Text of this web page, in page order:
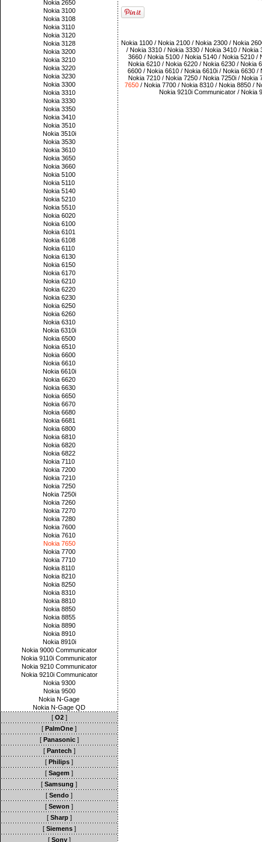
Nokia 2650
Nokia 3100
Nokia 3108
Nokia 3110
Nokia 3120
Nokia 3128
Nokia 3200
Nokia 3210
Nokia 3220
Nokia 3230
Nokia 3300
Nokia 3310
Nokia 3330
Nokia 3350
Nokia 3410
Nokia 3510
Nokia 3510i
Nokia 3530
Nokia 3610
Nokia 3650
Nokia 3660
Nokia 5100
Nokia 5110
Nokia 5140
Nokia 5210
Nokia 5510
Nokia 6020
Nokia 6100
Nokia 6101
Nokia 6108
Nokia 6110
Nokia 6130
Nokia 6150
Nokia 6170
Nokia 6210
Nokia 6220
Nokia 6230
Nokia 6250
Nokia 6260
Nokia 6310
Nokia 6310i
Nokia 6500
Nokia 6510
Nokia 6600
Nokia 6610
Nokia 6610i
Nokia 6620
Nokia 6630
Nokia 6650
Nokia 6670
Nokia 6680
Nokia 6681
Nokia 6800
Nokia 6810
Nokia 6820
Nokia 6822
Nokia 7110
Nokia 7200
Nokia 7210
Nokia 7250
Nokia 7250i
Nokia 7260
Nokia 7270
Nokia 7280
Nokia 7600
Nokia 7610
Nokia 7650
Nokia 7700
Nokia 7710
Nokia 8110
Nokia 8210
Nokia 8250
Nokia 8310
Nokia 8810
Nokia 8850
Nokia 8855
Nokia 8890
Nokia 8910
Nokia 8910i
Nokia 9000 Communicator
Nokia 9110i Communicator
Nokia 9210 Communicator
Nokia 9210i Communicator
Nokia 9300
Nokia 9500
Nokia N-Gage
Nokia N-Gage QD
[ O2]
[ PalmOne ]
[ Panasonic]
[ Pantech ]
[ Philips ]
[ Sagem ]
[ Samsung ]
[ Sendo ]
[ Sewon ]
[ Sharp]
[ Siemens]
[ Sony]
Nokia 1100 / Nokia 2100 / Nokia 2300 / Nokia
/ Nokia 3310 / Nokia 3330 / Nokia 3410 / Nokia
3660 / Nokia 5100 / Nokia 5140 / Nokia 5210 /
Nokia 6210 / Nokia 6220 / Nokia 6230 / Nokia
6600 / Nokia 6610 / Nokia 6610i / Nokia 6630 /
Nokia 7210 / Nokia 7250 / Nokia 7250i / Nokia
7650 / Nokia 7700 / Nokia 8310 / Nokia 8850 /
Nokia 9210i Communicator/ Nokia